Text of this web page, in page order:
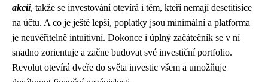
akcií, takže se investování otevírá i těm, kteří nemají desetitisíce
na účtu. A co je ještě lepší, poplatky jsou minimální a platforma
je neuvěřitelně intuitivní. Dokonce i úplný začátečník se v ní
snadno zorientuje a začne budovat své investiční portfolio.
Revolut otevírá dveře do světa investic všem a umožňuje